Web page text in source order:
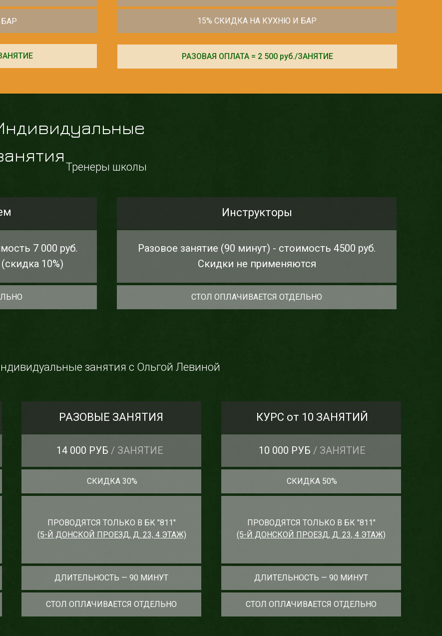
15% СКИДКА НА КУХНЮ И БАР
РАЗОВАЯ ОПЛАТА = 2 500 руб./ЗАНЯТИЕ
Тренеры школы
занятия с Ольгой Левиной
РАЗОВЫЕ ЗАНЯТИЯ
14 000 РУБ / ЗАНЯТИЕ
ПРОВОДЯТСЯ ТОЛЬКО В БК "811"
(5-Й ДОНСКОЙ ПРОЕЗД, Д. 23, 4 ЭТАЖ)
ДЛИТЕЛЬНОСТЬ — 90 МИНУТ
СКИДКА 30%
КУРС от 10 ЗАНЯТИЙ
10 000 РУБ / ЗАНЯТИЕ
ДЛИТЕЛЬНОСТЬ — 90 МИНУТ
СКИДКА 50%
Инструкторы
Разовое занятие (90 минут) - стоимость 4500 руб.
Скидки не применяются
7 000 руб.
10%)
СТОЛ ОПЛАЧИВАЕТСЯ ОТДЕЛЬНО
СТОЛ ОПЛАЧИВАЕТСЯ ОТДЕЛЬНО СТОЛ ОПЛАЧИВАЕТСЯ ОТДЕЛЬНО
ПРОВОДЯТСЯ ТОЛЬКО В БК "811"
(5-Й ДОНСКОЙ ПРОЕЗД, Д. 23, 4 ЭТАЖ)